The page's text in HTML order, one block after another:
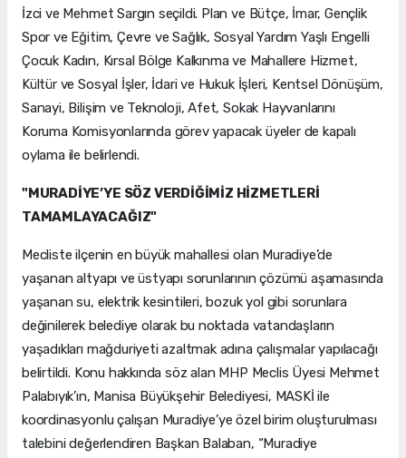
İzci ve Mehmet Sargın seçildi. Plan ve Bütçe, İmar, Gençlik
Spor ve Eğitim, Çevre ve Sağlık, Sosyal Yardım Yaşlı Engelli
Çocuk Kadın, Kırsal Bölge Kalkınma ve Mahallere Hizmet,
Kültür ve Sosyal İşler, İdari ve Hukuk İşleri, Kentsel Dönüşüm,
Sanayi, Bilişim ve Teknoloji, Afet, Sokak Hayvanlarını
Koruma Komisyonlarında görev yapacak üyeler de kapalı
oylama ile belirlendi.
"MURADİYE’YE SÖZ VERDİĞİMİZ HİZMETLERİ
TAMAMLAYACAĞIZ"
Mecliste ilçenin en büyük mahallesi olan Muradiye’de
yaşanan altyapı ve üstyapı sorunlarının çözümü aşamasında
yaşanan su, elektrik kesintileri, bozuk yol gibi sorunlara
değinilerek belediye olarak bu noktada vatandaşların
yaşadıkları mağduriyeti azaltmak adına çalışmalar yapılacağı
belirtildi. Konu hakkında söz alan MHP Meclis Üyesi Mehmet
Palabıyık’ın, Manisa Büyükşehir Belediyesi, MASKİ ile
koordinasyonlu çalışan Muradiye’ye özel birim oluşturulması
talebini değerlendiren Başkan Balaban, “Muradiye